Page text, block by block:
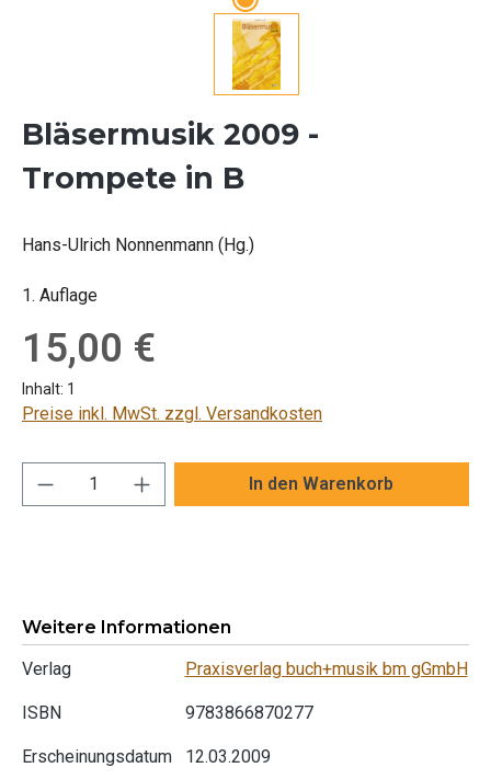
Bläsermusik 2009 -
Trompete in B
Hans-Ulrich Nonnenmann (Hg.)
1. Auflage
Regulärer Preis:
15,00 €
Inhalt: 1
Preise inkl. MwSt. zzgl. Versandkosten
Produkt Anzahl: Gib den gewünschten
In den Warenkorb
Weitere Informationen
Verlag
Praxisverlag buch+musik bm gGmbH
ISBN 9783866870277
Erscheinungsdatum 12.03.2009